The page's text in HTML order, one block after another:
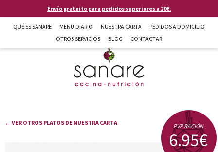
Pasar al contenido principalEnvío gratuito para pedidos superiores a 20€.
QUÉ ES SANARE MENÚ DIARIO NUESTRA CARTA
PEDIDOS A DOMICILIO
OTROS SERVICIOS
BLOG CONTACTAR
Sanare cocina + nutrición en Almería
← VER OTROS PLATOS DE NUESTRA CARTA PVP RACIÓN
6.95€